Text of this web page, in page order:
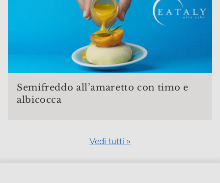
Semifreddo all’amaretto con timo e
albicocca
Vedi tutti »